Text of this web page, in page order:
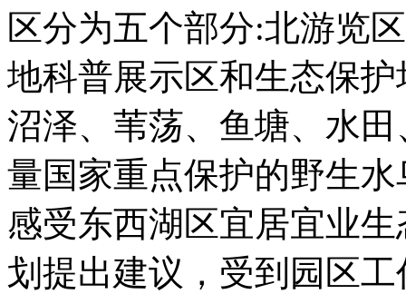
区分为五个部分:北游览
地科普展示区和生态保
沼泽、苇荡、鱼塘、水
量国家重点保护的野生
感受东西湖区宜居宜业
划提出建议，受到园区